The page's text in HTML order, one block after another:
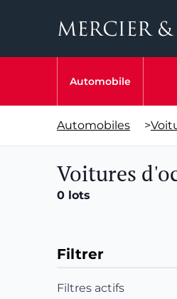
Automobile
Automobiles >
Voitures
0 lots
Filtrer
Filtres actifs